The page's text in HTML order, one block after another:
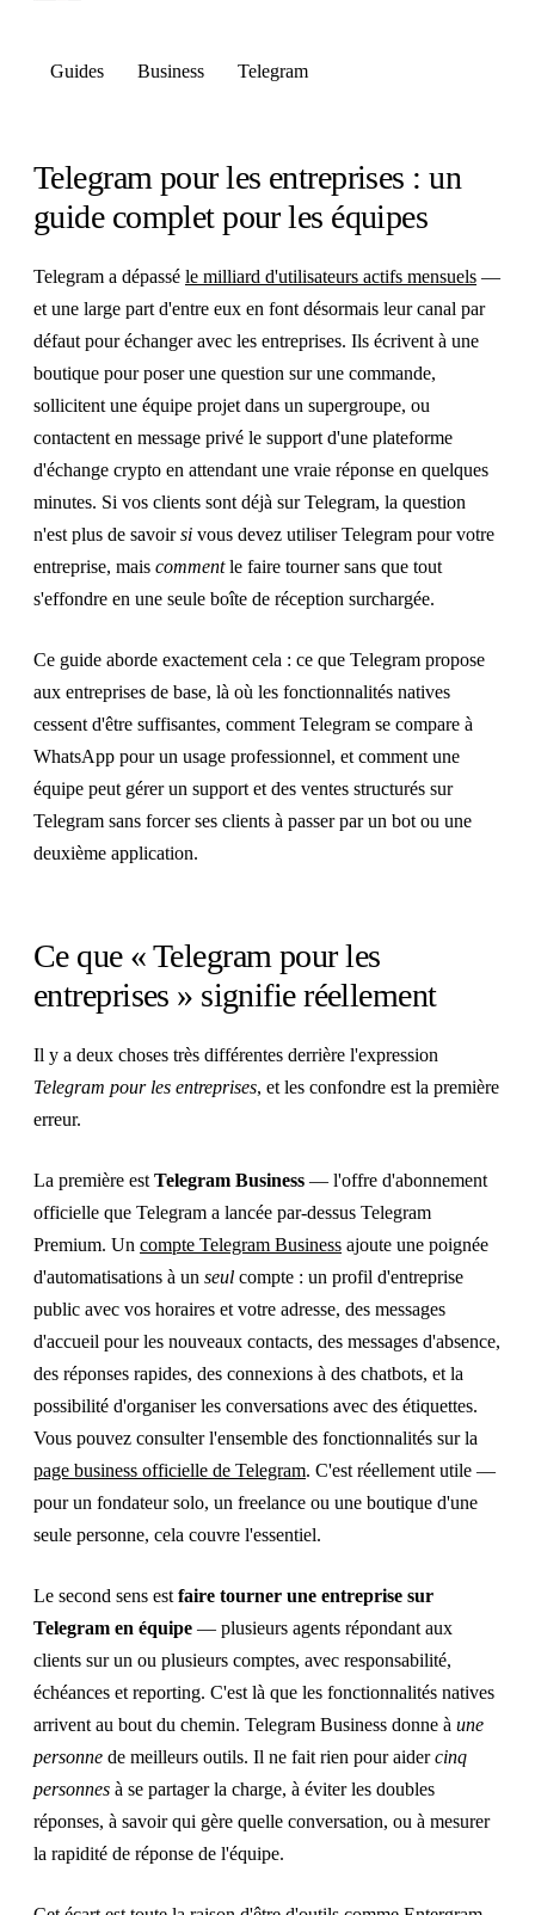
Guides Business Telegram
Telegram pour les entreprises : un
guide complet pour les équipes
Telegram a dépassé le milliard d'utilisateurs actifs mensuels —
et une large part d'entre eux en font désormais leur canal par
défaut pour échanger avec les entreprises. Ils écrivent à une
boutique pour poser une question sur une commande,
sollicitent une équipe projet dans un supergroupe, ou
contactent en message privé le support d'une plateforme
d'échange crypto en attendant une vraie réponse en quelques
minutes. Si vos clients sont déjà sur Telegram, la question
n'est plus de savoirsi vous devez utiliser Telegram pour votre
entreprise, mais commentle faire tourner sans que tout
s'effondre en une seule boîte de réception surchargée.
Ce guide aborde exactement cela : ce que Telegram propose
aux entreprises de base, là où les fonctionnalités natives
cessent d'être suffisantes, comment Telegram se compare à
WhatsApp pour un usage professionnel, et comment une
équipe peut gérer un support et des ventes structurés sur
Telegram sans forcer ses clients à passer par un bot ou une
deuxième application.
Ce que « Telegram pour les
entreprises » signifie réellement
Il y a deux choses très différentes derrière l'expression
Telegram pour les entreprises, et les confondre est la première
erreur.
La première est Telegram Business — l'offre d'abonnement
officielle que Telegram a lancée par-dessus Telegram
Premium. Un compte Telegram Business ajoute une poignée
d'automatisations à un seul compte : un profil d'entreprise
public avec vos horaires et votre adresse, des messages
d'accueil pour les nouveaux contacts, des messages d'absence,
des réponses rapides, des connexions à des chatbots, et la
possibilité d'organiser les conversations avec des étiquettes.
Vous pouvez consulter l'ensemble des fonctionnalités sur la
page business officielle de Telegram. C'est réellement utile —
pour un fondateur solo, un freelance ou une boutique d'une
seule personne, cela couvre l'essentiel.
Le second sens est faire tourner une entreprise sur
Telegram en équipe — plusieurs agents répondant aux
clients sur un ou plusieurs comptes, avec responsabilité,
échéances et reporting. C'est là que les fonctionnalités natives
arrivent au bout du chemin. Telegram Business donne à une
personne de meilleurs outils. Il ne fait rien pour aidercinq
personnes à se partager la charge, à éviter les doubles
réponses, à savoir qui gère quelle conversation, ou à mesurer
la rapidité de réponse de l'équipe.